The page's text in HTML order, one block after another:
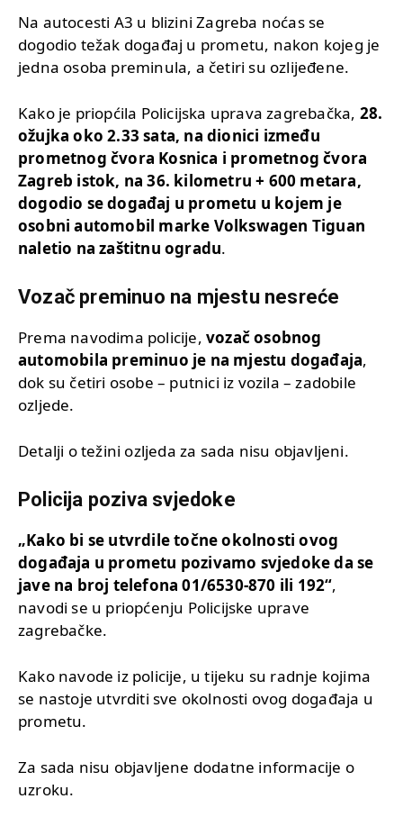
Na autocesti A3 u blizini Zagreba noćas se
dogodio težak događaj u prometu, nakon kojeg je
jedna osoba preminula, a četiri su ozlijeđene.
Kako je priopćila Policijska uprava zagrebačka, 28.
ožujka oko 2.33 sata, na dionici između
prometnog čvora Kosnica i prometnog čvora
Zagreb istok, na 36. kilometru + 600 metara,
dogodio se događaj u prometu u kojem je
osobni automobil marke Volkswagen Tiguan
naletio na zaštitnu ogradu.
Vozač preminuo na mjestu nesreće
Prema navodima policije, vozač osobnog
automobila preminuo je na mjestu događaja,
dok su četiri osobe – putnici iz vozila – zadobile
ozljede.
Detalji o težini ozljeda za sada nisu objavljeni.
Policija poziva svjedoke
„Kako bi se utvrdile točne okolnosti ovog
događaja u prometu pozivamo svjedoke da se
jave na broj telefona 01/6530-870 ili 192“,
navodi se u priopćenju Policijske uprave
zagrebačke.
Kako navode iz policije, u tijeku su radnje kojima
se nastoje utvrditi sve okolnosti ovog događaja u
prometu.
Za sada nisu objavljene dodatne informacije o
uzroku.